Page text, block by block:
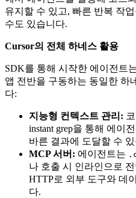
유지할 수 있고, 빠른 반복 작
수도 있습니다.
Cursor의 전체 하네스 활용
SDK를 통해 시작한 에이전트
앱 전반을 구동하는 동일한 하
다:
지능형 컨텍스트 관리:
instant grep을 통해 에이
바른 결과에 도달할 수
MCP 서버: 에이전트는
나 호출 시 인라인으로
HTTP로 외부 도구와 데
다.